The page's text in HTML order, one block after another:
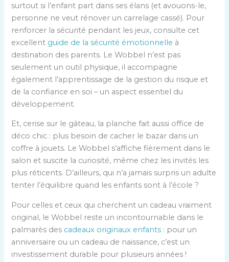
surtout si l’enfant part dans ses élans (et avouons-le,
personne ne veut rénover un carrelage cassé). Pour
renforcer la sécurité pendant les jeux, consulte cet
excellent guide de la sécurité émotionnelle à
destination des parents. Le Wobbel n’est pas
seulement un outil physique, il accompagne
également l’apprentissage de la gestion du risque et
de la confiance en soi – un aspect essentiel du
développement.
Et, cerise sur le gâteau, la planche fait aussi office de
déco chic : plus besoin de cacher le bazar dans un
coffre à jouets. Le Wobbel s’affiche fièrement dans le
salon et suscite la curiosité, même chez les invités les
plus réticents. D’ailleurs, qui n’a jamais surpris un adulte
tenter l’équilibre quand les enfants sont à l’école ?
Pour celles et ceux qui cherchent un cadeau vraiment
original, le Wobbel reste un incontournable dans le
palmarès des cadeaux originaux enfants : pour un
anniversaire ou un cadeau de naissance, c’est un
investissement durable pour plusieurs années !